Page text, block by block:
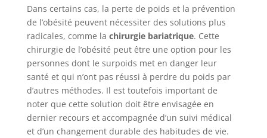
Dans certains cas, la perte de poids et la prévention
de l’obésité peuvent nécessiter des solutions plus
radicales, comme la chirurgie bariatrique. Cette
chirurgie de l’obésité peut être une option pour les
personnes dont le surpoids met en danger leur
santé et qui n’ont pas réussi à perdre du poids par
d’autres méthodes. Il est toutefois important de
noter que cette solution doit être envisagée en
dernier recours et accompagnée d’un suivi médical
et d’un changement durable des habitudes de vie.